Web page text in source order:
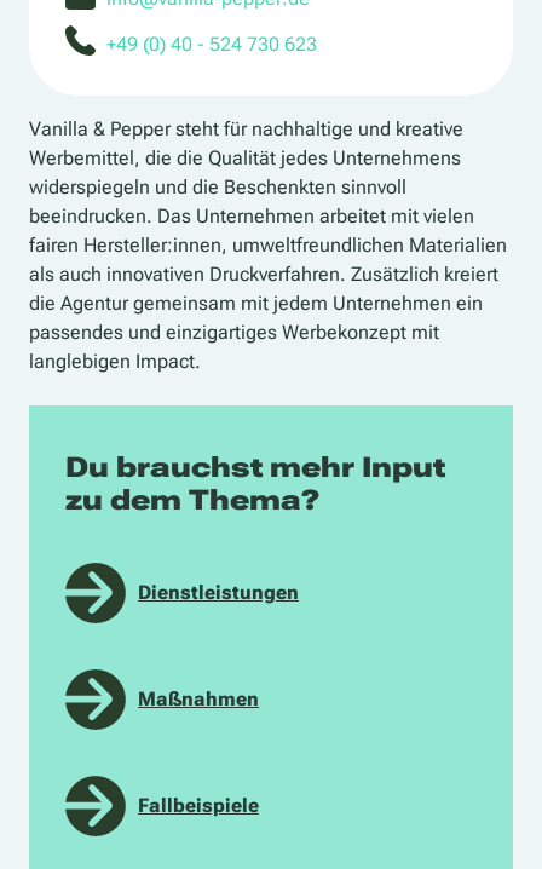
+49 (0) 40 - 524 730 623
Vanilla & Pepper steht für nachhaltige und kreative
Werbemittel, die die Qualität jedes Unternehmens
widerspiegeln und die Beschenkten sinnvoll
beeindrucken. Das Unternehmen arbeitet mit vielen
fairen Hersteller:innen, umweltfreundlichen Materialien
als auch innovativen Druckverfahren. Zusätzlich kreiert
die Agentur gemeinsam mit jedem Unternehmen ein
passendes und einzigartiges Werbekonzept mit
langlebigen Impact.
Du brauchst mehr Input
zu dem Thema?
Dienstleistungen
Maßnahmen
Fallbeispiele